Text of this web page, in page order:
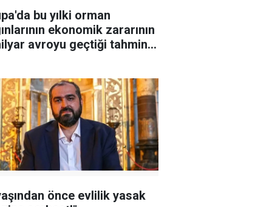
bu yılki orman
ekonomik zararının
avroyu geçtiği tahmin
önce evlilik yasak